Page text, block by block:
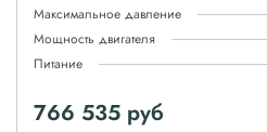
Максимальное давление
Мощность двигателя
Питание
766 535 руб